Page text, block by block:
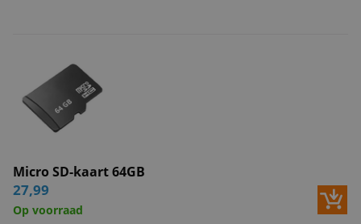
Micro SD-kaart 64GB
27,99
Op voorraad